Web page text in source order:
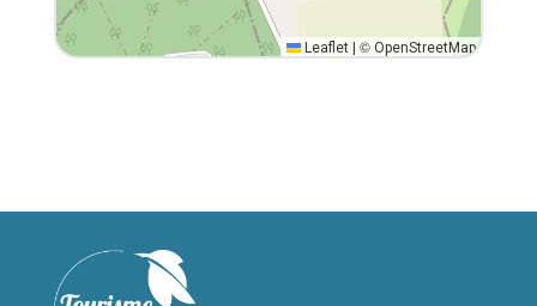
Leaflet | © OpenStreetMap